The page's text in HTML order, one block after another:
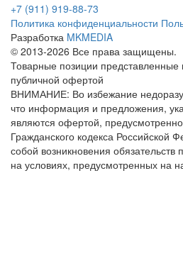
+7 (911) 919-88-73
Политика конфиденциальности
Разработка MKMEDIA
© 2013-2026 Все права защищены.
Товарные позиции представленные
публичной офертой
ВНИМАНИЕ: Во избежание
что информация и предложения,
являются офертой,
Гражданского кодекса Российской
собой возникновения
на условиях, предусмотренных на